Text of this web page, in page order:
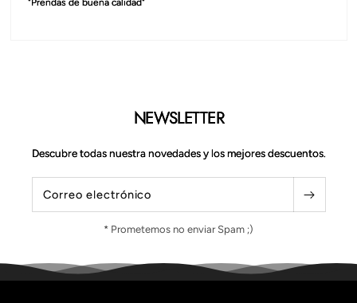
"Prendas de buena calidad"
NEWSLETTER
Descubre todas nuestra novedades y los mejores descuentos.
Correo electrónico
* Prometemos no enviar Spam ;)